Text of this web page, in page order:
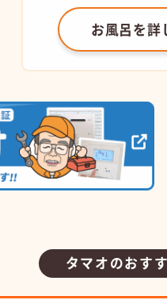
お風呂を詳
タマオのおす